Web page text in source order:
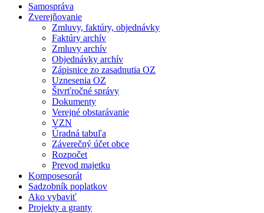
Samospráva
Zverejňovanie
Zmluvy, faktúry, objednávky
Faktúry archív
Zmluvy archív
Objednávky archív
Zápisnice zo zasadnutia OZ
Uznesenia OZ
Štvrťročné správy
Dokumenty
Verejné obstarávanie
VZN
Úradná tabuľa
Záverečný účet obce
Rozpočet
Prevod majetku
Komposesorát
Sadzobník poplatkov
Ako vybaviť
Projekty a granty